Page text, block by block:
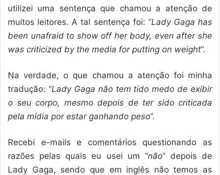
utilizei uma sentença que chamou a atenção de
muitos leitores. A tal sentença foi: “Lady Gaga has
been unafraid to show off her body, even after she
was criticized by the media for putting on weight”.
Na verdade, o que chamou a atenção foi minha
tradução: “Lady Gaga não tem tido medo de exibir
o seu corpo, mesmo depois de ter sido criticada
pela mídia por estar ganhando peso”.
Recebi e-mails e comentários questionando as
razões pelas quais eu usei um “não” depois de
Lady Gaga, sendo que em inglês não temos as